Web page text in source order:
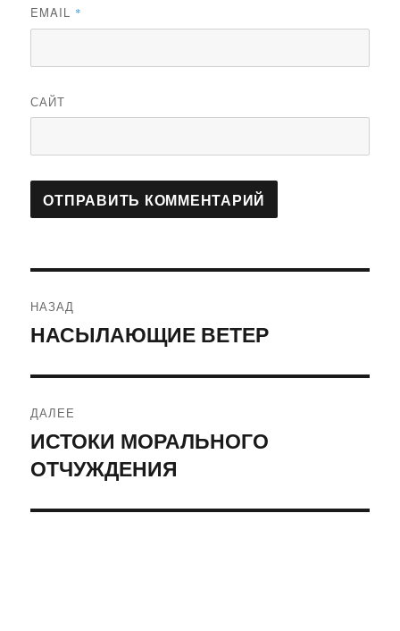
EMAIL *
САЙТ
по
НАЗАД
Предыдущая
НАСЫЛАЮЩИЕ ВЕТЕР
ДАЛЕЕ
Следующая
запись:
ИСТОКИ МОРАЛЬНОГО
ОТЧУЖДЕНИЯ